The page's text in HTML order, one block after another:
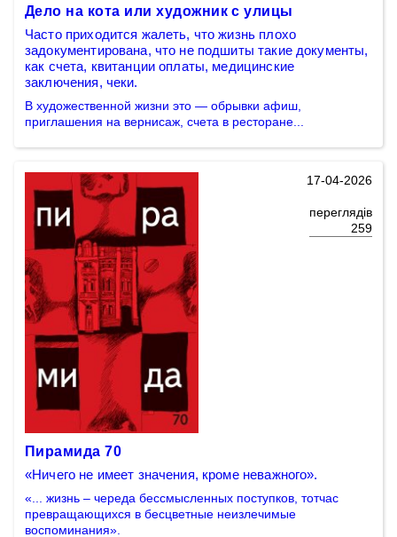
Дело на кота или художник с улицы
Часто приходится жалеть, что жизнь плохо
задокументирована, что не подшиты такие документы,
как счета, квитанции оплаты, медицинские
заключения, чеки.
В художественной жизни это — обрывки афиш,
приглашения на вернисаж, счета в ресторане...
17-04-2026
переглядів
259
Пирамида 70
«Ничего не имеет значения, кроме неважного».
«... жизнь – череда бессмысленных поступков, тотчас
превращающихся в бесцветные неизлечимые
воспоминания».